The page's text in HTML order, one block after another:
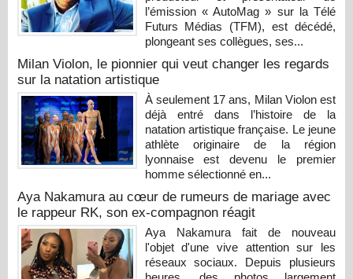
l’émission « AutoMag » sur la Télé
Futurs Médias (TFM), est décédé,
plongeant ses collègues, ses...
Milan Violon, le pionnier qui veut changer les regards
sur la natation artistique
À seulement 17 ans, Milan Violon est
déjà entré dans l’histoire de la
natation artistique française. Le jeune
athlète originaire de la région
lyonnaise est devenu le premier
homme sélectionné en...
Aya Nakamura au cœur de rumeurs de mariage avec
le rappeur RK, son ex-compagnon réagit
Aya Nakamura fait de nouveau
l'objet d'une vive attention sur les
réseaux sociaux. Depuis plusieurs